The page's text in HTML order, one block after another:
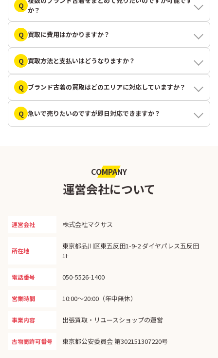
Q か？
Q 買取に費用はかかりますか？
Q 買取方法と支払いはどうなりますか？
Q ブランド古着の買取はどのエリアに対応していますか？
Q 急いで売りたいのですが即日対応できますか？
COMPANY
運営会社について
運営会社 株式会社マクサス
所在地
東京都品川区東五反田1-9-2 ダイヤパレス五反田
1F
電話番号 050-5526-1400
営業時間 10:00〜20:00（年中無休）
事業内容 出張買取・リユースショップの運営
古物商許可番号 東京都公安委員会 第302151307220号